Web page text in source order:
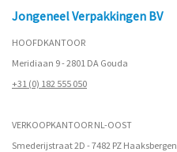
Jongeneel Verpakkingen BV
HOOFDKANTOOR
Meridiaan 9 - 2801 DA Gouda
+31 (0) 182 555 050
VERKOOPKANTOOR NL-OOST
Smederijstraat 2D - 7482 PZ Haaksbergen